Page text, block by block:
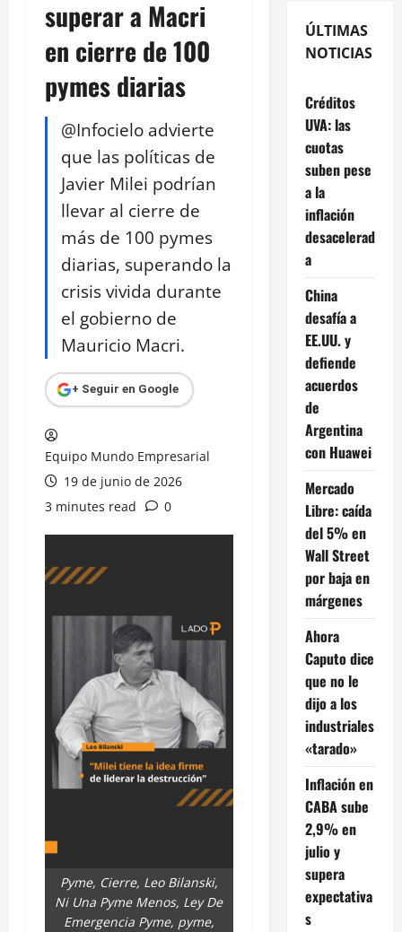
superar a Macri
en cierre de 100
pymes diarias
@Infocielo advierte
que las políticas de
Javier Milei podrían
llevar al cierre de
más de 100 pymes
diarias, superando la
crisis vivida durante
el gobierno de
Mauricio Macri.
+ Seguir en Google
Equipo Mundo Empresarial
19 de junio de 2026
3 minutes read
0
Pyme, Cierre, Leo Bilanski,
Ni Una Pyme Menos, Ley De
Emergencia Pyme, pyme,
ÚLTIMAS
NOTICIAS
Créditos
UVA: las
cuotas
suben pese
a la
inflación
desacelerad
a
China
desafía a
EE.UU. y
defiende
acuerdos
de
Argentina
con Huawei
Mercado
Libre: caída
del 5% en
Wall Street
por baja en
márgenes
Ahora
Caputo dice
que no le
dijo a los
industriales
«tarado»
Inflación en
CABA sube
2,9% en
julio y
supera
expectativa
s